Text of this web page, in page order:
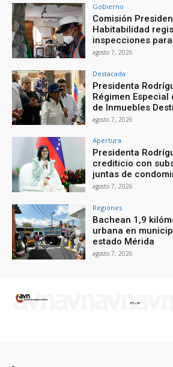
Gobierno
Comisión
Habitabilidad
inspecciones
agosto 7, 2026
Destacada
Presidenta
Régimen
de Inmuebles
agosto 7, 2026
Apertura
Presidenta
crediticio con
juntas de
agosto 7, 2026
Regiones
Bachean 1,9
urbana en
estado Mérida
agosto 7, 2026